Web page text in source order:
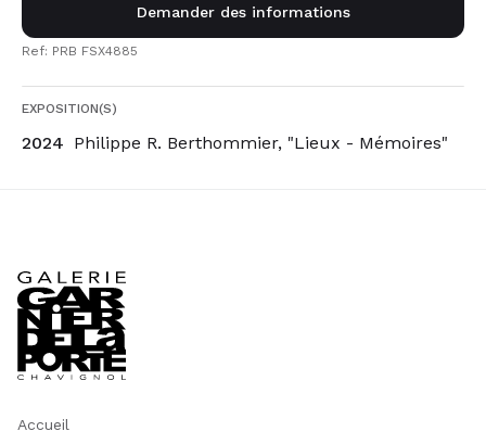
Demander des informations
Ref: PRB FSX4885
EXPOSITION(S)
2024 Philippe R. Berthommier, "Lieux - Mémoires"
Accueil